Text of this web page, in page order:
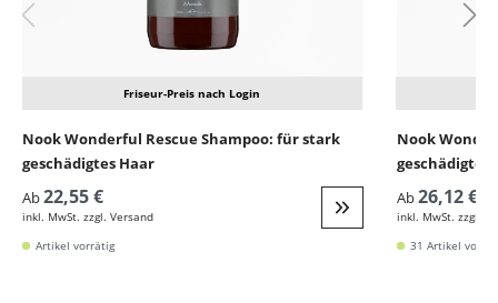
Friseur-Preis nach Login
Nook Wonderful Rescue Shampoo: für stark
geschädigtes Haar
Ab22,55 €
inkl. MwSt. zzgl. Versand Weiter zur Detail
Artikel vorrätig
Nook
geschädigtes
Ab26,12 €
inkl. MwSt. zzgl.
31 Artikel